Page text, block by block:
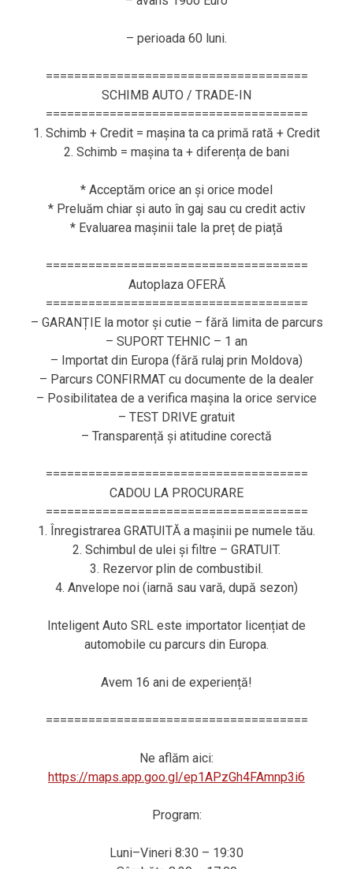
– perioada 60 luni.
=====================================
SCHIMB AUTO / TRADE-IN
=====================================
1. Schimb + Credit = mașina ta ca primă rată + Credit
2. Schimb = mașina ta + diferența de bani
* Acceptăm orice an și orice model
* Preluăm chiar și auto în gaj sau cu credit activ
* Evaluarea mașinii tale la preț de piață
=====================================
Autoplaza OFERĂ
=====================================
– GARANȚIE la motor și cutie – fără limita de parcurs
– SUPORT TEHNIC – 1 an
– Importat din Europa (fără rulaj prin Moldova)
– Parcurs CONFIRMAT cu documente de la dealer
– Posibilitatea de a verifica mașina la orice service
– TEST DRIVE gratuit
– Transparență și atitudine corectă
=====================================
CADOU LA PROCURARE
=====================================
1. Înregistrarea GRATUITĂ a mașinii pe numele tău.
2. Schimbul de ulei și filtre – GRATUIT.
3. Rezervor plin de combustibil.
4. Anvelope noi (iarnă sau vară, după sezon)
Inteligent Auto SRL este importator licențiat de
automobile cu parcurs din Europa.
Avem 16 ani de experiență!
=====================================
Ne aflăm aici:
https://maps.app.goo.gl/ep1APzGh4FAmnp3i6
Program:
Luni–Vineri 8:30 – 19:30